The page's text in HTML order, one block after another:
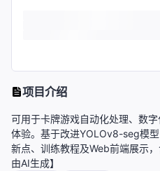
项目介绍
可用于卡牌游戏自动化处理、数
体验。基于改进YOLOv8-seg模
新点、训练教程及Web前端展示
由AI生成】